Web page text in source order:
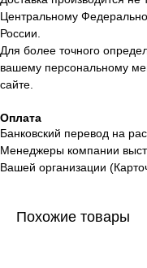
Центральному
России.
Для более точного
вашему персональному
сайте.
Оплата
Банковский перевод на
Менеджеры компании
Вашей организации
Похожие товары